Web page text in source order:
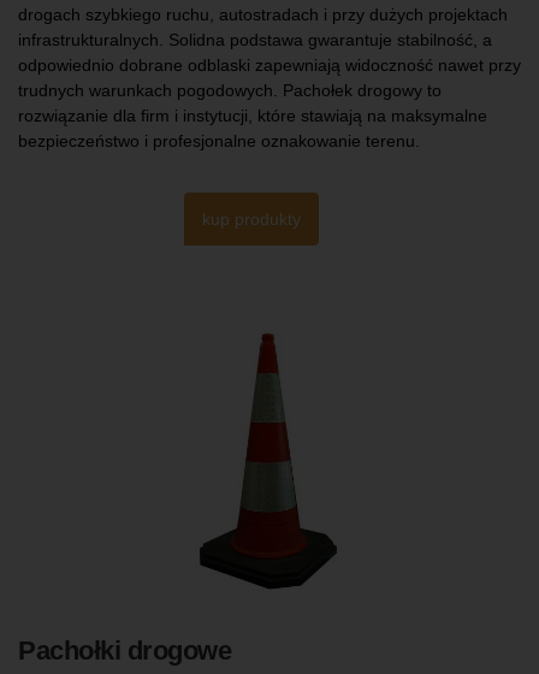
drogach szybkiego ruchu, autostradach i przy dużych projektach
infrastrukturalnych. Solidna podstawa gwarantuje stabilność, a
odpowiednio dobrane odblaski zapewniają widoczność nawet przy
trudnych warunkach pogodowych. Pachołek drogowy to
rozwiązanie dla firm i instytucji, które stawiają na maksymalne
bezpieczeństwo i profesjonalne oznakowanie terenu.
kup produkty
Pachołki drogowe